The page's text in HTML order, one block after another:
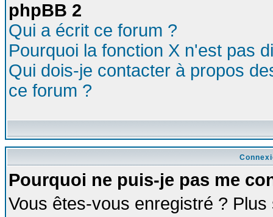
phpBB 2
Qui a écrit ce forum ?
Pourquoi la fonction X n'est pas
Qui dois-je contacter à propos
ce forum ?
Pourquoi ne puis-je pas me
Vous êtes-vous enregistré ?